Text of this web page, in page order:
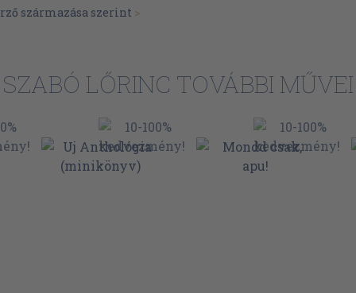
22
24
származása szerint >
SZABÓ LŐRINC TOVÁBBI MŰVEI